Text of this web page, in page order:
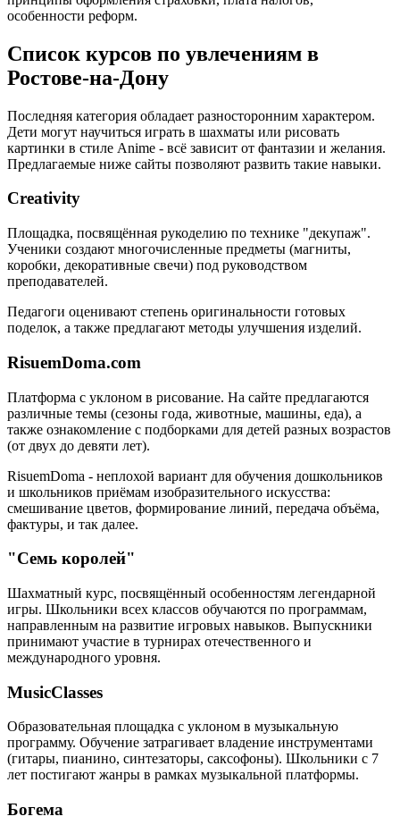
особенности реформ.
Список курсов по увлечениям в
Ростове-на-Дону
Последняя категория обладает разносторонним характером.
Дети могут научиться играть в шахматы или рисовать
картинки в стиле Anime - всё зависит от фантазии и желания.
Предлагаемые ниже сайты позволяют развить такие навыки.
Creativity
Площадка, посвящённая рукоделию по технике "декупаж".
Ученики создают многочисленные предметы (магниты,
коробки, декоративные свечи) под руководством
преподавателей.
Педагоги оценивают степень оригинальности готовых
поделок, а также предлагают методы улучшения изделий.
RisuemDoma.com
Платформа с уклоном в рисование. На сайте предлагаются
различные темы (сезоны года, животные, машины, еда), а
также ознакомление с подборками для детей разных возрастов
(от двух до девяти лет).
RisuemDoma - неплохой вариант для обучения дошкольников
и школьников приёмам изобразительного искусства:
смешивание цветов, формирование линий, передача объёма,
фактуры, и так далее.
"Семь королей"
Шахматный курс, посвящённый особенностям легендарной
игры. Школьники всех классов обучаются по программам,
направленным на развитие игровых навыков. Выпускники
принимают участие в турнирах отечественного и
международного уровня.
MusicClasses
Образовательная площадка с уклоном в музыкальную
программу. Обучение затрагивает владение инструментами
(гитары, пианино, синтезаторы, саксофоны). Школьники с 7
лет постигают жанры в рамках музыкальной платформы.
Богема